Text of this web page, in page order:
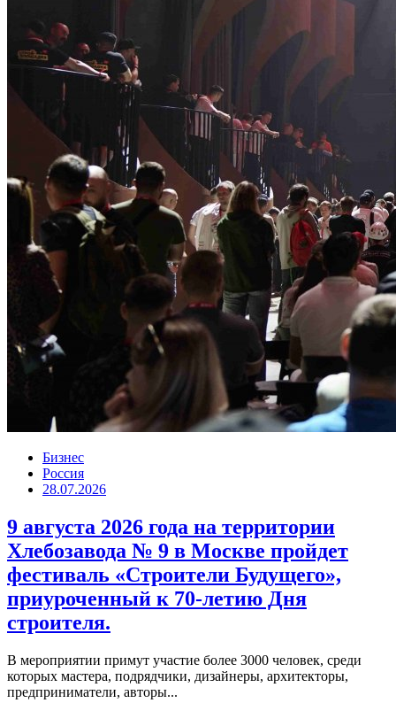
Бизнес
Россия
28.07.2026
9 августа 2026 года на территории
Хлебозавода № 9 в Москве пройдет
фестиваль «Строители Будущего»,
приуроченный к 70-летию Дня
строителя.
В мероприятии примут участие более 3000 человек, среди
которых мастера, подрядчики, дизайнеры, архитекторы,
предприниматели, авторы...